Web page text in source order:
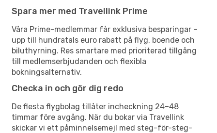
Spara mer med Travellink Prime
Våra Prime-medlemmar får exklusiva besparingar –
upp till hundratals euro rabatt på flyg, boende och
biluthyrning. Res smartare med prioriterad tillgång
till medlemserbjudanden och flexibla
bokningsalternativ.
Checka in och gör dig redo
De flesta flygbolag tillåter incheckning 24–48
timmar före avgång. När du bokar via Travellink
skickar vi ett påminnelsemejl med steg-för-steg-